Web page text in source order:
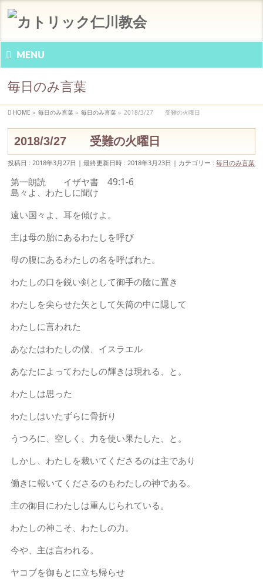
MENU
毎日のみ言葉
HOME » 毎日のみ言葉 » 毎日のみ言葉 » 2018/3/27 受難の火曜日
2018/3/27 受難の火曜日
投稿日 : 2018年3月27日 最終更新日時 : 2018年3月23日 カテゴリー :毎日のみ言葉
第一朗読 イザヤ書 49:1-6
島々よ、わたしに聞け
遠い国々よ、耳を傾けよ。
主は母の胎にあるわたしを呼び
母の腹にあるわたしの名を呼ばれた。
わたしの口を鋭い剣として御手の陰に置き
わたしを尖らせた矢として矢筒の中に隠して
わたしに言われた
あなたはわたしの僕、イスラエル
あなたによってわたしの輝きは現れる、と。
わたしは思った
わたしはいたずらに骨折り
うつろに、空しく、力を使い果たした、と。
しかし、わたしを裁いてくださるのは主であり
働きに報いてくださるのもわたしの神である。
主の御目にわたしは重んじられている。
わたしの神こそ、わたしの力。
今や、主は言われる。
ヤコブを御もとに立ち帰らせ